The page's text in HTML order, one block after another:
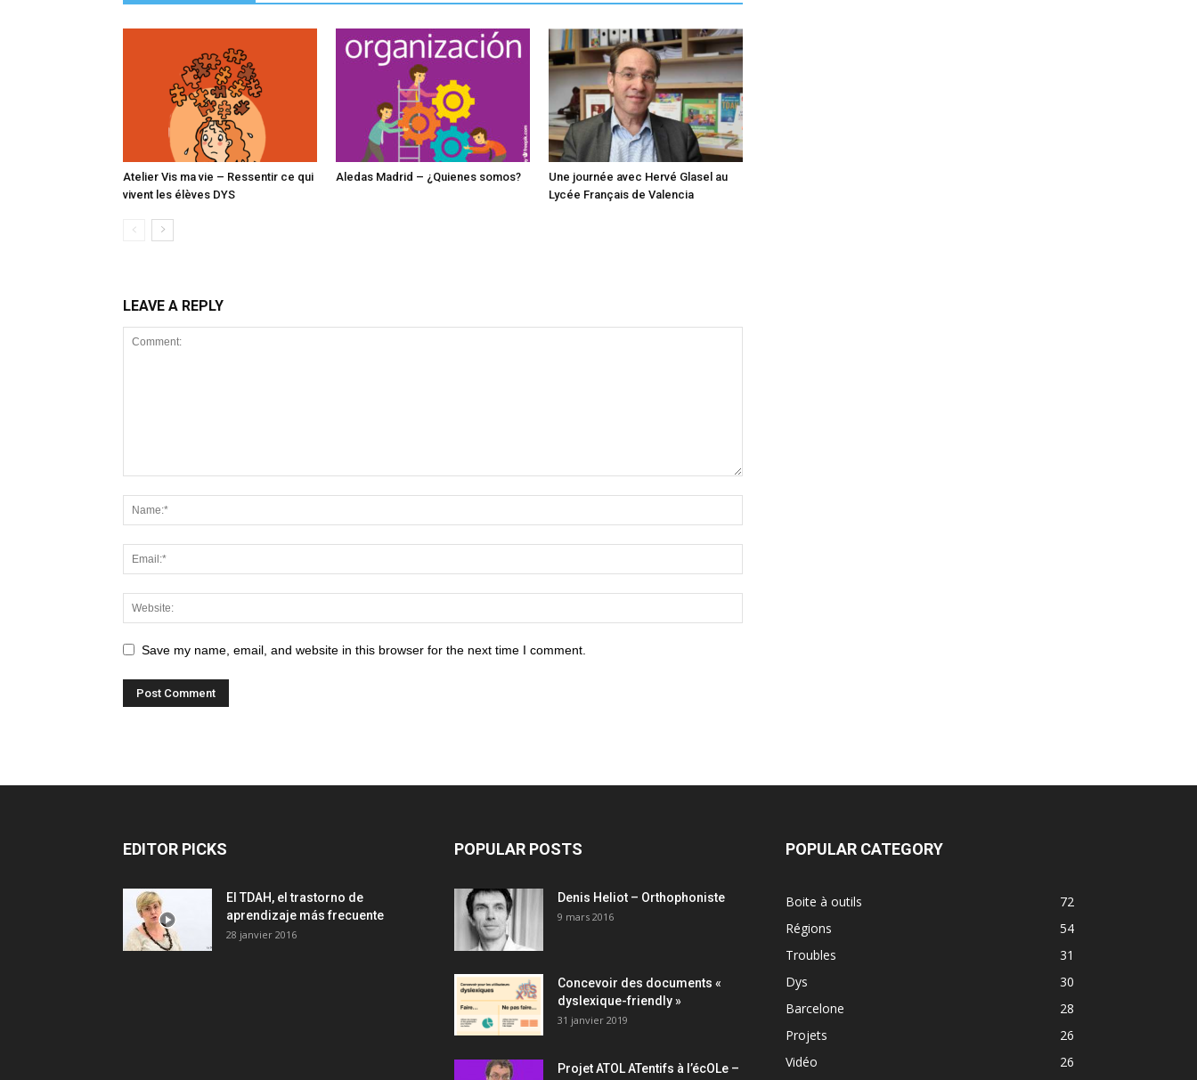
Atelier Vis ma vie – Ressentir ce qui
vivent les élèves DYS
Aledas Madrid – ¿Quienes somos?
Une journée avec Hervé Glasel au
Lycée Français de Valencia
LEAVE A REPLY
Save my name, email, and website in this browser for the next time I comment.
EDITOR PICKS
El TDAH, el trastorno de
aprendizaje más frecuente
28 janvier 2016
POPULAR POSTS
Denis Heliot – Orthophoniste
9 mars 2016
Concevoir des documents «
dyslexique-friendly »
31 janvier 2019
Projet ATOL ATentifs à l’écOLe –
POPULAR CATEGORY
Boite à outils
72
Régions
54
Troubles
31
Dys
30
Barcelone
28
Projets
26
Vidéo
26